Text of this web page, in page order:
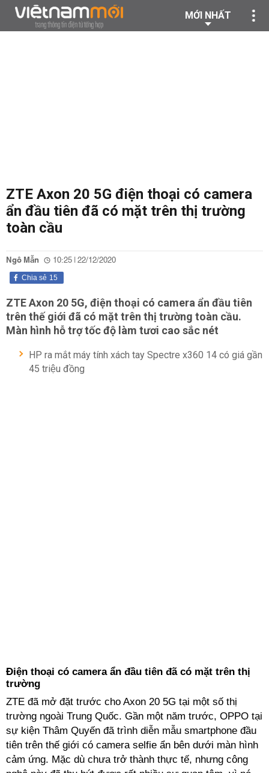
MỚI NHẤT
ZTE Axon 20 5G điện thoại có camera
ẩn đầu tiên đã có mặt trên thị trường
toàn cầu
Ngô Mẫn 10:25 | 22/12/2020
15
Chia sẻ
ZTE Axon 20 5G, điện thoại có camera ẩn đầu tiên
trên thế giới đã có mặt trên thị trường toàn cầu.
Màn hình hỗ trợ tốc độ làm tươi cao sắc nét
HP ra mắt máy tính xách tay Spectre x360 14 có giá gần
45 triệu đồng
Điện thoại có camera ẩn đầu tiên đã có mặt trên thị
trường
ZTE đã mở đặt trước cho Axon 20 5G tại một số thị
trường ngoài Trung Quốc. Gần một năm trước, OPPO tại
sự kiện Thâm Quyến đã trình diễn mẫu smartphone đầu
tiên trên thế giới có camera selfie ẩn bên dưới màn hình
cảm ứng. Mặc dù chưa trở thành thực tế, nhưng công